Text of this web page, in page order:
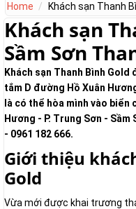
Home Khách sạn Thanh
Khách sạn
Sầm Sơn
Khách sạn Thanh Bình
tắm D đường Hồ Xuân
là có thể hòa mình vào biển
Hương - P. Trung Sơn -
- 0961 182 666.
Giới thiệu
Gold
Vừa mới được khai trương